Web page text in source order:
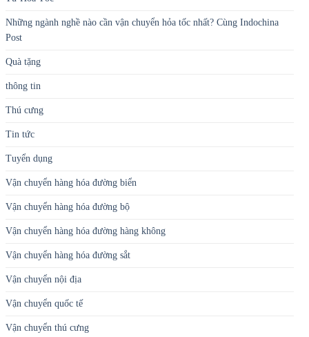
Những ngành nghề nào cần vận chuyển hỏa tốc nhất? Cùng Indochina
Post
Quà tặng
thông tin
Thú cưng
Tin tức
Tuyển dụng
Vận chuyển hàng hóa đường biển
Vận chuyển hàng hóa đường bộ
Vận chuyển hàng hóa đường hàng không
Vận chuyển hàng hóa đường sắt
Vận chuyển nội địa
Vận chuyển quốc tế
Vận chuyển thú cưng